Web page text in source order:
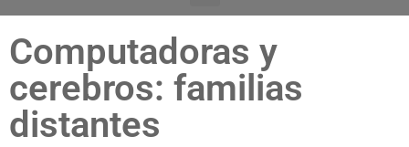
Computadoras y
cerebros: familias
distantes